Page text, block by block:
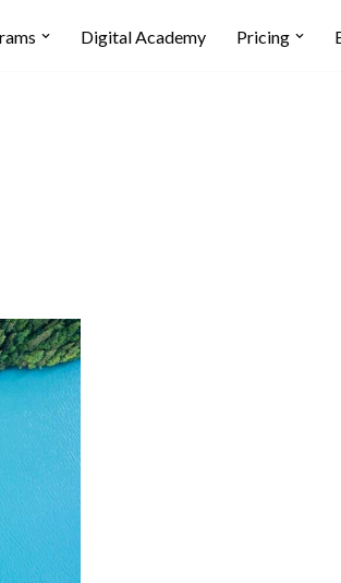
Digital Academy Pricing